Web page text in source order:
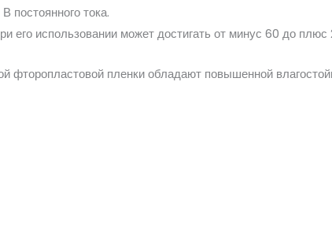
тока.
использовании может достигать от минус 60 до плюс
пленки обладают повышенной